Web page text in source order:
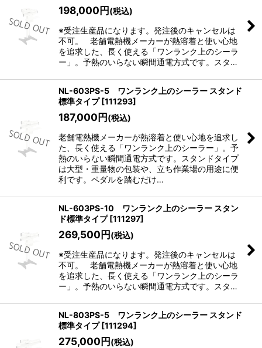
198,000円(税込)
※受注生産品になります。発注後のキャンセルは
不可。 老舗電熱機メーカーが熱溶着と使い心地
を追求した、長く使える「ワンランク上のシーラ
ー」。予熱のいらない瞬間通電方式です。スタ…
NL-603PS-5 ワンランク上のシーラー スタンド
標準タイプ [111293]
187,000円(税込)
老舗電熱機メーカーが熱溶着と使い心地を追求し
た、長く使える「ワンランク上のシーラー」。予
熱のいらない瞬間通電方式です。スタンドタイプ
は大型・重量物の包装や、立ち作業場の用途に便
利です。ペダルを踏むだけ…
NL-603PS-10 ワンランク上のシーラー スタン
ド標準タイプ [111297]
269,500円(税込)
※受注生産品になります。発注後のキャンセルは
不可。 老舗電熱機メーカーが熱溶着と使い心地
を追求した、長く使える「ワンランク上のシーラ
ー」。予熱のいらない瞬間通電方式です。スタ…
NL-803PS-5 ワンランク上のシーラー スタンド
標準タイプ [111294]
275,000円(税込)